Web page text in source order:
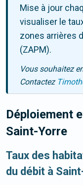
Mise à jour
visualiser le
zones arrières
(ZAPM).
Vous souhaitez
Contactez
Déploiement
Saint-Yorre
Taux des
du débit à